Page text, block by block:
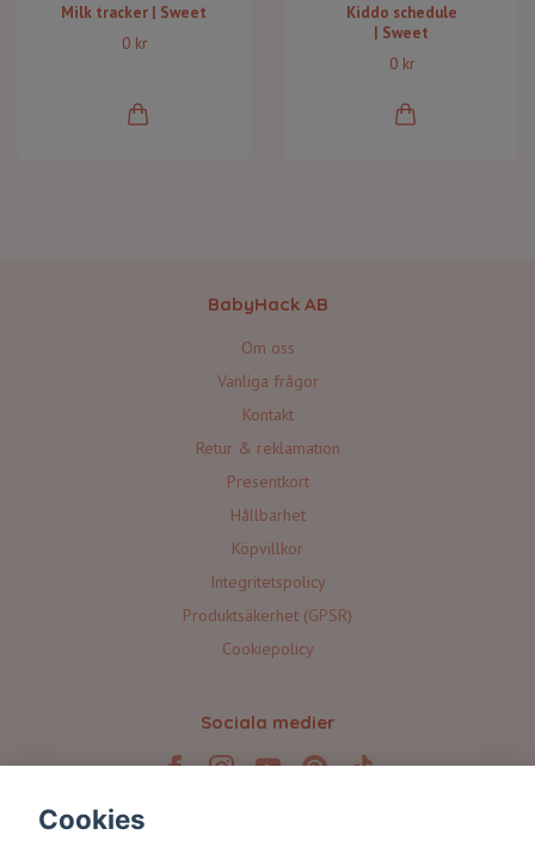
Milk tracker | Sweet
0 kr
Kiddo schedule
| Sweet
0 kr
BabyHack AB
Om oss
Vanliga frågor
Kontakt
Retur & reklamation
Presentkort
Hållbarhet
Köpvillkor
Integritetspolicy
Produktsäkerhet (GPSR)
Cookiepolicy
Sociala medier
Cookies